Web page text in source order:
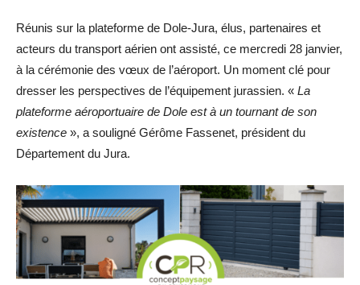
Réunis sur la plateforme de Dole-Jura, élus, partenaires et
acteurs du transport aérien ont assisté, ce mercredi 28 janvier,
à la cérémonie des vœux de l’aéroport. Un moment clé pour
dresser les perspectives de l’équipement jurassien. « La
plateforme aéroportuaire de Dole est à un tournant de son
existence », a souligné Gérôme Fassenet, président du
Département du Jura.